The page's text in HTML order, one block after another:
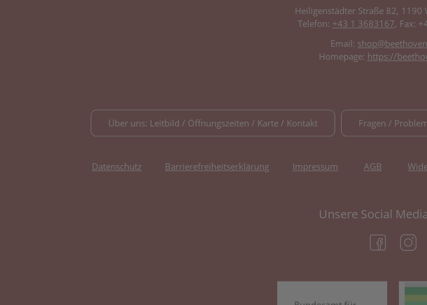
Heiligenstädter Straße 82, 1190
Telefon: +43 1 3683167, Fax:
Email:
Homepage: https://
Über uns: Leitbild / Öffnungszeiten / Karte / Kontakt Fragen /
Datenschutz Barrierefreiheitserklärung Impressum AGB
Unsere Social
(öffnet in
(öffnet